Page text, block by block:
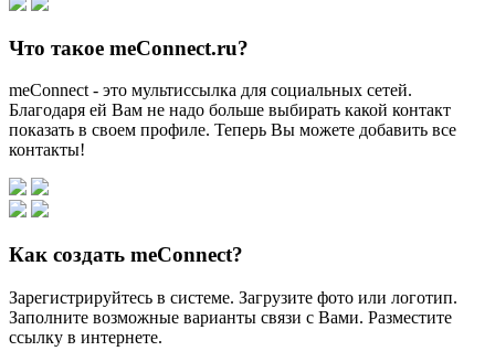
Что такое meConnect.ru?
meConnect - это мультиссылка для социальных сетей.
Благодаря ей Вам не надо больше выбирать какой контакт
показать в своем профиле. Теперь Вы можете добавить все
контакты!
Как создать meConnect?
Зарегистрируйтесь в системе. Загрузите фото или логотип.
Заполните возможные варианты связи с Вами. Разместите
ссылку в интернете.